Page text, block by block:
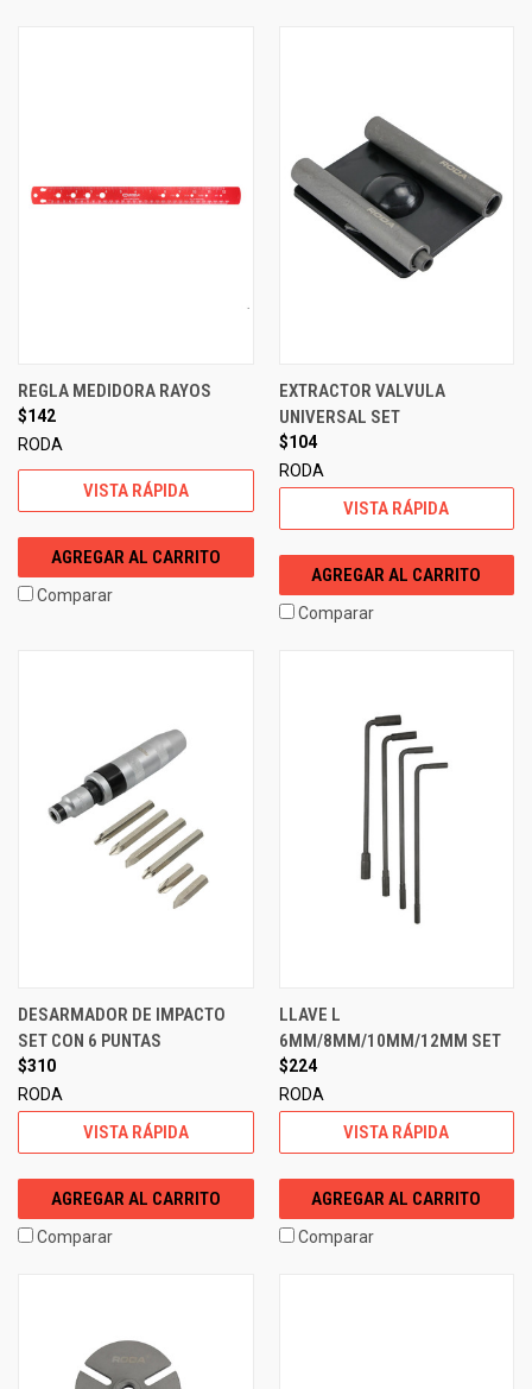
REGLA MEDIDORA RAYOS
$142
RODA
VISTA RÁPIDA
AGREGAR AL CARRITO
Comparar
EXTRACTOR VALVULA
UNIVERSAL SET
$104
RODA
VISTA RÁPIDA
AGREGAR AL CARRITO
Comparar
DESARMADOR DE IMPACTO
SET CON 6 PUNTAS
$310
RODA
VISTA RÁPIDA
AGREGAR AL CARRITO
Comparar
LLAVE L
6MM/8MM/10MM/12MM SET
$224
RODA
VISTA RÁPIDA
AGREGAR AL CARRITO
Comparar